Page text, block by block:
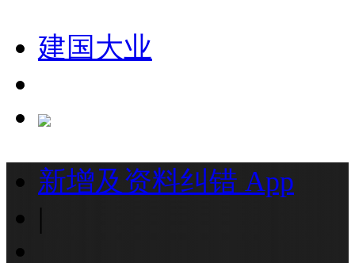
建国大业
新增及资料纠错 App
|